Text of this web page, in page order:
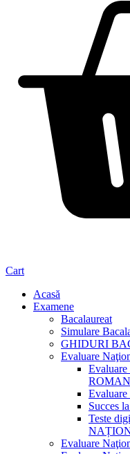
Cart
Acasă
Examene
Bacalaureat
Simulare
GHIDURI
Evaluare
Succes
Teste
Evaluare